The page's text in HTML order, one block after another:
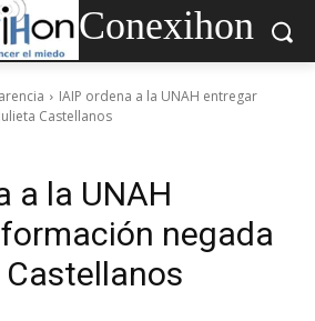
Conexihon
IAIP ordena a la UNAH entregar
Castellanos
a la UNAH
negada